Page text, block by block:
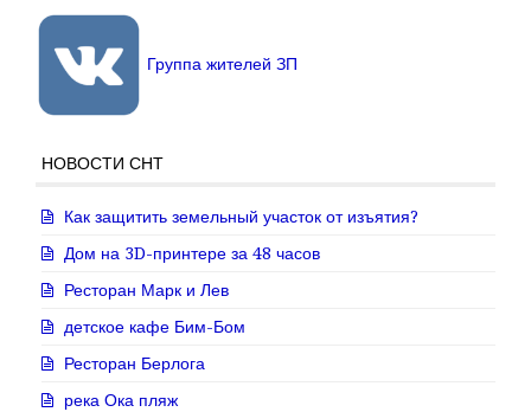
Группа жителей ЗП
НОВОСТИ СНТ
Как защитить земельный участок от изъятия?
Дом на 3D-принтере за 48 часов
Ресторан Марк и Лев
детское кафе Бим-Бом
Ресторан Берлога
река Ока пляж